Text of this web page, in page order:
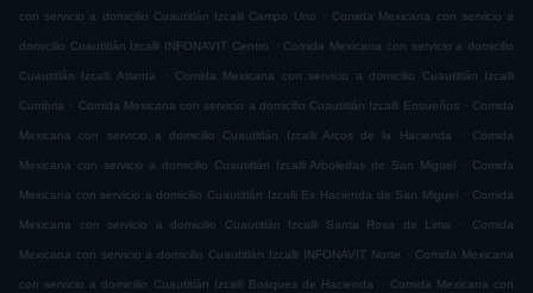
con servicio a domicilio Cuautitlán Izcalli Campo Uno . Comida Mexicana con servicio a
domicilio Cuautitlán Izcalli INFONAVIT Centro . Comida Mexicana con servicio a domicilio
Cuautitlán Izcalli Atlanta . Comida Mexicana con servicio a domicilio Cuautitlán Izcalli
Cumbria . Comida Mexicana con servicio a domicilio Cuautitlán Izcalli Ensueños . Comida
Mexicana con servicio a domicilio Cuautitlán Izcalli Arcos de la Hacienda . Comida
Mexicana con servicio a domicilio Cuautitlán Izcalli Arboledas de San Miguel . Comida
Mexicana con servicio a domicilio Cuautitlán Izcalli Ex Hacienda de San Miguel . Comida
Mexicana con servicio a domicilio Cuautitlán Izcalli Santa Rosa de Lima . Comida
Mexicana con servicio a domicilio Cuautitlán Izcalli INFONAVIT Norte . Comida Mexicana
con servicio a domicilio Cuautitlán Izcalli Bosques de Hacienda . Comida Mexicana con